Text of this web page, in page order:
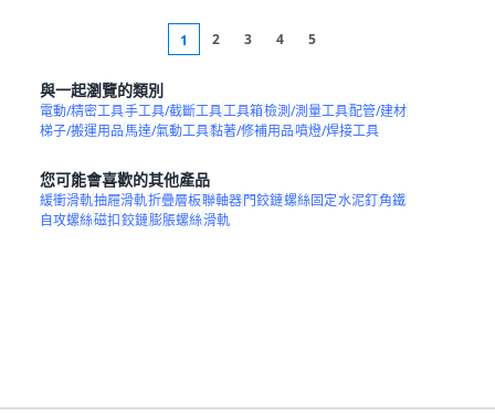
1 2 3 4 5
與一起瀏覽的類別
電動/精密工具手工具/截斷工具工具箱檢測/測量工具配管/建材
梯子/搬運用品馬達/氣動工具黏著/修補用品噴燈/焊接工具
您可能會喜歡的其他產品
緩衝滑軌抽屜滑軌折疊層板聯軸器門鉸鏈螺絲固定水泥釘角鐵
自攻螺絲磁扣鉸鏈膨脹螺絲滑軌